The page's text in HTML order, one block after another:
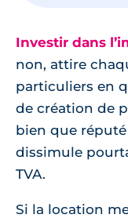
Investir dans
non, attire
particuliers en
de création de
bien que
dissimule
TVA.
Si la location